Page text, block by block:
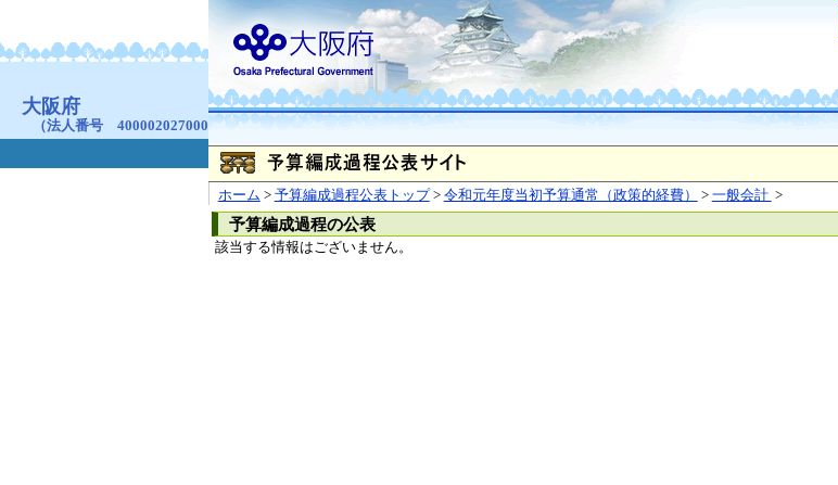
ホーム > 予算編成過程公表トップ> 令和元年度当初予算通常（政策的経費） > 一般会計 >
予算編成過程の公表
該当する情報はございません。
お問合せ 個人情報の取り扱いについて
大阪府
（法人番号 4000020270008）
本庁 〒540-8570 大阪市中央区大手前2丁目
（代表電話）06-6941-0351
咲洲庁舎
〒559-8555 大阪市住之江区南港北1-14-16
（代表電話）06-6941-0351
© Copyright 2003-2026 Osaka Prefecture,All rights reserved.